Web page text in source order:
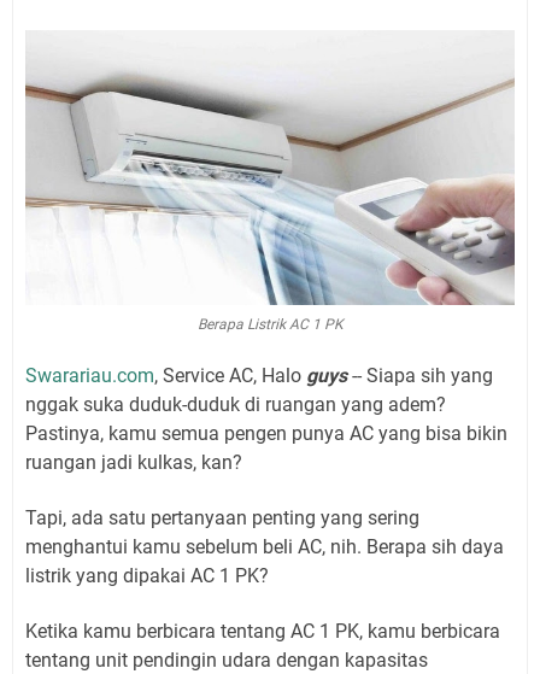
Berapa Listrik AC 1 PK
Swarariau.com, Service AC, Halo guys-- Siapa sih yang
nggak suka duduk-duduk di ruangan yang adem?
Pastinya, kamu semua pengen punya AC yang bisa bikin
ruangan jadi kulkas, kan?
Tapi, ada satu pertanyaan penting yang sering
menghantui kamu sebelum beli AC, nih. Berapa sih daya
listrik yang dipakai AC 1 PK?
Ketika kamu berbicara tentang AC 1 PK, kamu berbicara
tentang unit pendingin udara dengan kapasitas